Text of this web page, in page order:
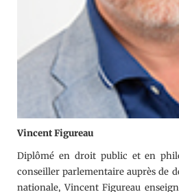
Vincent Figureau
Diplômé en droit public et en
conseiller parlementaire auprès de
nationale, Vincent Figureau